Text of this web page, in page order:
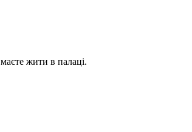
жити в палаці.